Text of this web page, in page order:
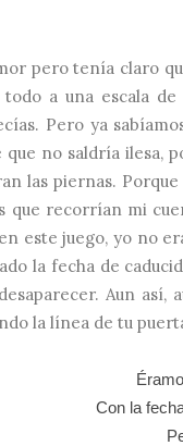
pero tenía claro
todo a una escala
Pero ya
que no saldría ilesa,
las piernas.
que recorrían mi
este juego, yo no
la fecha de
Aun así,
la línea de tu
Con la